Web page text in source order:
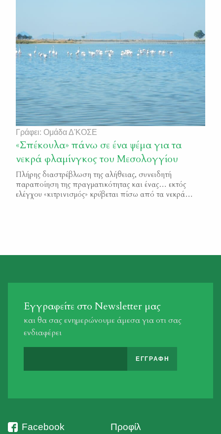
Γράφει: Ομάδα Δ'ΚΟΣΕ
«Σπέκουλα» πάνω σε ένα ψέμα για τα
νεκρά φλαμίνγκος του Μεσολογγίου
Πλήρης διαστρέβλωση της αλήθειας, συνειδητή
παραποίηση της πραγματικότητας και ένας… εκτός
ελέγχου «κιτρινισμός» κρύβεται πίσω από τα νεκρά
που νοσηλεύεται στο κέντρο […]
Εγγραφείτε στο Newsletter μας
και θα σας ενημερώνουμε άμεσα για οτι σας
ενδιαφέρει
Facebook Προφίλ